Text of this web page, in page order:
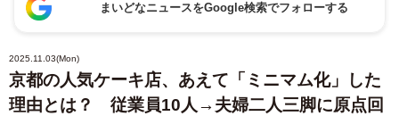
まいどなニュースをGoogle検索でフォローする
2025.11.03(Mon)
京都の人気ケーキ店、あえて「ミニマム化」した
理由とは？ 従業員10人→夫婦二人三脚に原点回